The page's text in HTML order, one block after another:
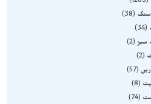
سنگ
38
34
سبز 2
2
57
8
74